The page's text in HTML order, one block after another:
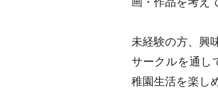
未経験の方、興
サークルを通し
稚園生活を楽し